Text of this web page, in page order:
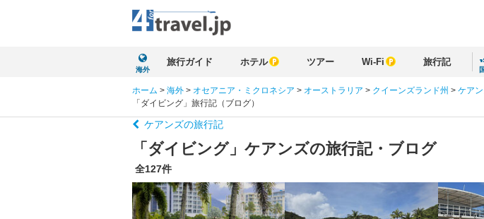
海外
旅行ガイド ホテル ツアー Wi-Fi 旅行記
ホーム > 海外 > オセアニア・ミクロネシア > オーストラリア > クイーンズランド州 > ケア
「ダイビング」旅行記（ブログ）
ケアンズの旅行記
「ダイビング」ケアンズの旅行記・ブログ
全127件